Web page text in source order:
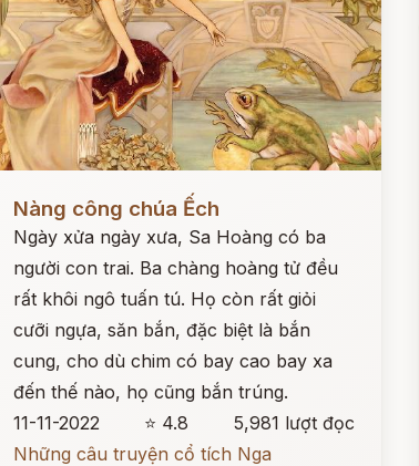
Nàng công chúa Ếch
Ngày xửa ngày xưa, Sa Hoàng có ba
người con trai. Ba chàng hoàng tử đều
rất khôi ngô tuấn tú. Họ còn rất giỏi
cưỡi ngựa, săn bắn, đặc biệt là bắn
cung, cho dù chim có bay cao bay xa
đến thế nào, họ cũng bắn trúng.
11-11-2022
⭐ 4.8
5,981 lượt đọc
Những câu truyện cổ tích Nga